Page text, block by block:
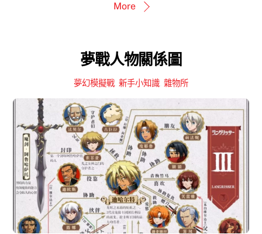
More
夢戰人物關係圖
夢幻模擬戰 新手小知識 雜物所